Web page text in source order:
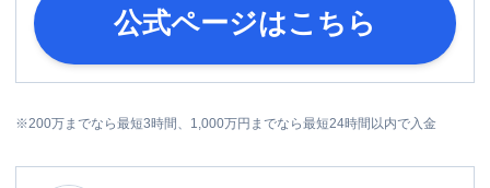
公式ページはこちら
※200万までなら最短3時間、1,000万円までなら最短24時間以内で入金